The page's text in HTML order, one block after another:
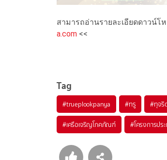
สามารถอ่านรายละเอียดดาวน์โ
a.com <<
Tag
#trueplookpanya #ทรู #ทุจริ
#เครือเจริญโภคภัณฑ์ #โครงการปร